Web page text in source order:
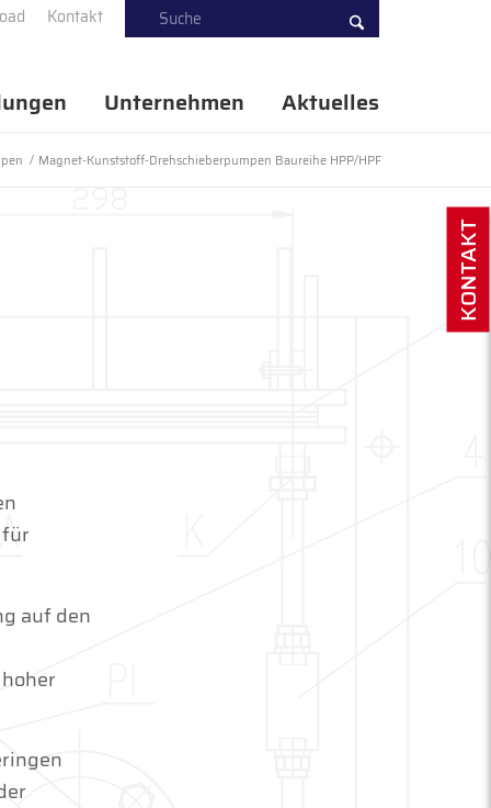
Kontakt
Unternehmen Aktuelles
/ Magnet-Kunststoff-Drehschieberpumpen Baureihe HPP/HPF
auf den
KONTAKT